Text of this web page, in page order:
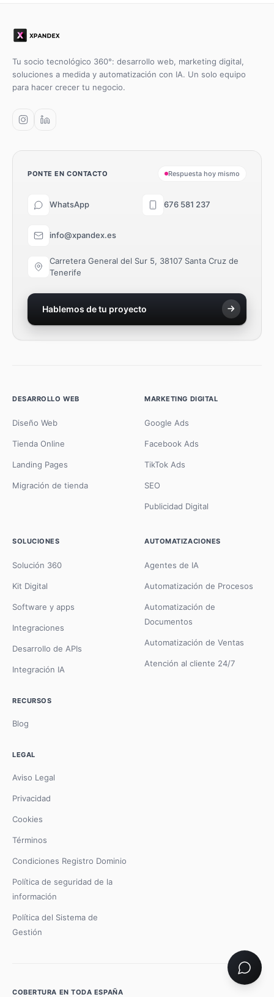
Tu socio tecnológico 360°: desarrollo web, marketing digital,
soluciones a medida y automatización con IA. Un solo equipo
para hacer crecer tu negocio.
PONTE EN CONTACTO Respuesta hoy mismo
WhatsApp 676 581 237
info@xpandex.es
Carretera General del Sur 5, 38107 Santa Cruz de
Tenerife
Hablemos de tu proyecto
DESARROLLO WEB
Diseño Web
Tienda Online
Landing Pages
Migración de tienda
MARKETING DIGITAL
Google Ads
Facebook Ads
TikTok Ads
SEO
Publicidad Digital
SOLUCIONES
Solución 360
Kit Digital
Software y apps
Integraciones
Desarrollo de APIs
Integración IA
AUTOMATIZACIONES
Agentes de IA
Automatización de Procesos
Automatización de
Documentos
Automatización de Ventas
Atención al cliente 24/7
RECURSOS
Blog
LEGAL
Aviso Legal
Privacidad
Cookies
Términos
Condiciones Registro Dominio
Política de seguridad de la
información
Política del Sistema de
Gestión
COBERTURA EN TODA ESPAÑA